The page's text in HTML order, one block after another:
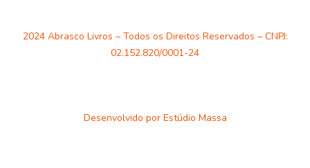
2024 Abrasco Livros – Todos os Direitos Reservados – CNPJ:
02.152.820/0001-24
Desenvolvido por Estúdio Massa